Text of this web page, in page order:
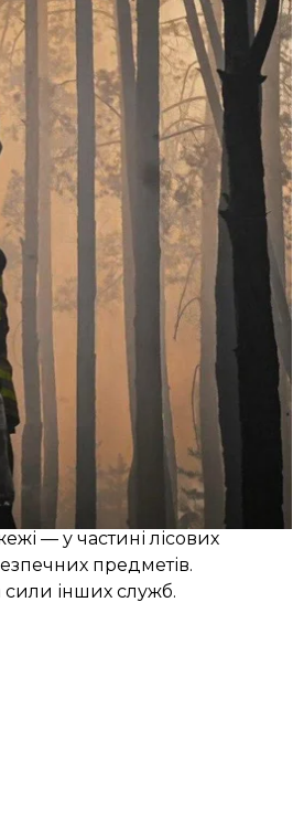
пожежу, яка охопила
нові квартали
га.
небезпека на окремих
— у частині лісових
предметів.
сили інших служб.